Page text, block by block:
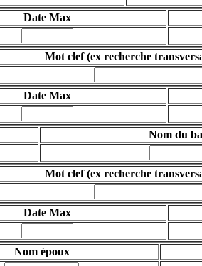
Date Max
Mot clef (ex recherche
Date Max
Nom du
Mot clef(ex recherche
Date Max
Nom époux